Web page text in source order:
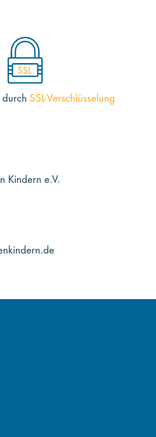
SSL
durch SSL-Verschlüsselung
Kindern e.V.